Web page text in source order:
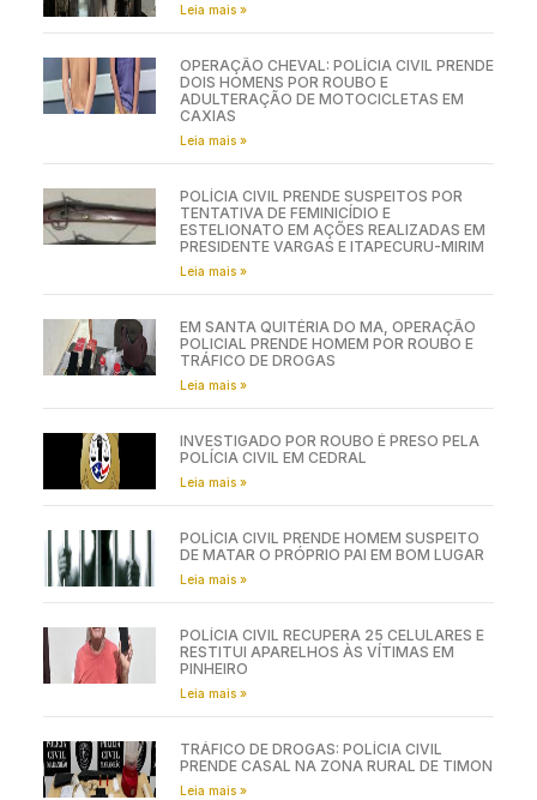
Leia mais »
OPERAÇÃO CHEVAL: POLÍCIA CIVIL PRENDE
DOIS HOMENS POR ROUBO E
ADULTERAÇÃO DE MOTOCICLETAS EM
CAXIAS
Leia mais »
POLÍCIA CIVIL PRENDE SUSPEITOS POR
TENTATIVA DE FEMINICÍDIO E
ESTELIONATO EM AÇÕES REALIZADAS EM
PRESIDENTE VARGAS E ITAPECURU-MIRIM
Leia mais »
EM SANTA QUITÉRIA DO MA, OPERAÇÃO
POLICIAL PRENDE HOMEM POR ROUBO E
TRÁFICO DE DROGAS
Leia mais »
INVESTIGADO POR ROUBO É PRESO PELA
POLÍCIA CIVIL EM CEDRAL
Leia mais »
POLÍCIA CIVIL PRENDE HOMEM SUSPEITO
DE MATAR O PRÓPRIO PAI EM BOM LUGAR
Leia mais »
POLÍCIA CIVIL RECUPERA 25 CELULARES E
RESTITUI APARELHOS ÀS VÍTIMAS EM
PINHEIRO
Leia mais »
TRÁFICO DE DROGAS: POLÍCIA CIVIL
PRENDE CASAL NA ZONA RURAL DE TIMON
Leia mais »